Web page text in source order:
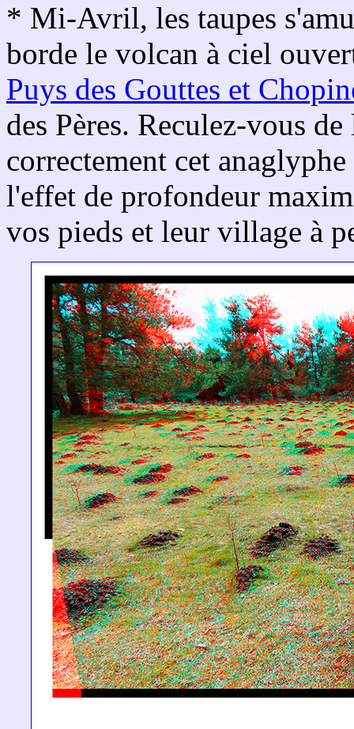
* Mi-Avril, les taupes
borde le volcan à ciel
Puys des Gouttes et
des Pères. Reculez-vous
correctement cet
l'effet de profondeur
vos pieds et leur village à